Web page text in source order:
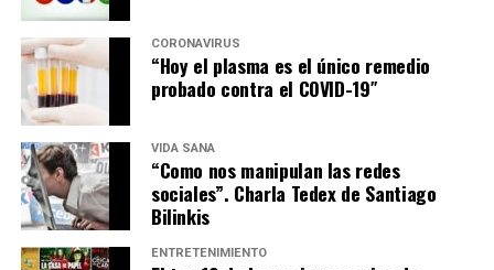
CORONAVIRUS
“Hoy el plasma es el único remedio
probado contra el COVID-19″
VIDA SANA
“Como nos manipulan las redes
sociales”. Charla Tedex de Santiago
Bilinkis
ENTRETENIMIENTO